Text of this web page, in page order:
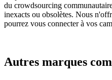
du crowdsourcing
inexacts ou obsolètes. Nous
pourrez vous connecter à vos
Autres marques